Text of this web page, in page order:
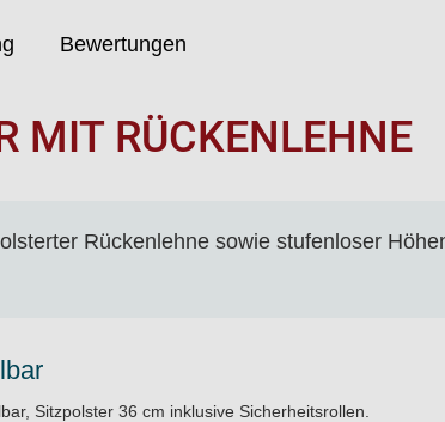
Bewertungen
MIT RÜCKENLEHNE
Rückenlehne sowie stufenloser
Sitzpolster 36 cm inklusive Sicherheitsrollen.